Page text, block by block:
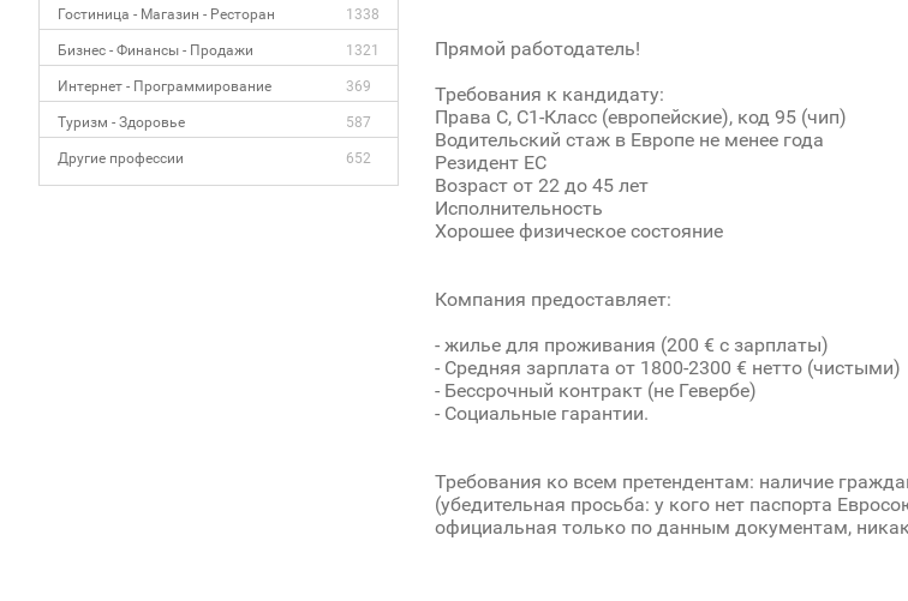
Гостиница - Магазин - Ресторан 1338
Бизнес - Финансы - Продажи 1321
Интернет - Программирование 369
Туризм - Здоровье 587
Другие профессии 652
Прямой работодатель!
Требования к кандидату:
Права С, С1-Класс (европейские), код 95 (чип)
Водительский стаж в Европе не менее года
Резидент ЕС
Возраст от 22 до 45 лет
Исполнительность
Хорошее физическое состояние
Компания предоставляет:
- жилье для проживания (200 € с зарплаты)
- Средняя зарплата от 1800-2300 € нетто (чистыми)
- Бессрочный контракт (не Гевербе)
- Социальные гарантии.
Требования ко всем претендентам: наличие
(убедительная просьба: у кого нет паспорта
официальная только по данным документам,